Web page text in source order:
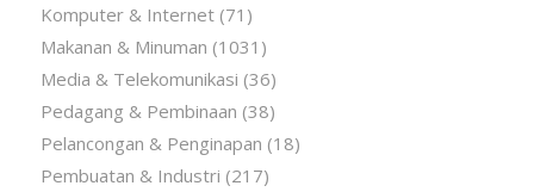
Komputer & Internet(71)
Makanan & Minuman (1031)
Media & Telekomunikasi (36)
Pedagang & Pembinaan (38)
Pelancongan & Penginapan (18)
Pembuatan & Industri (217)